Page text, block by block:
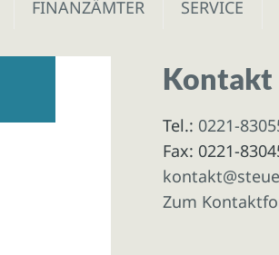
FINANZÄMTER SERVICE
Kontakt
Tel.: 0221-
Fax: 0221-
Zum